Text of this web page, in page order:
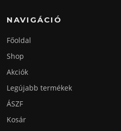
NAVIGÁCIÓ
Főoldal
Shop
Akciók
Legújabb termékek
ÁSZF
Kosár